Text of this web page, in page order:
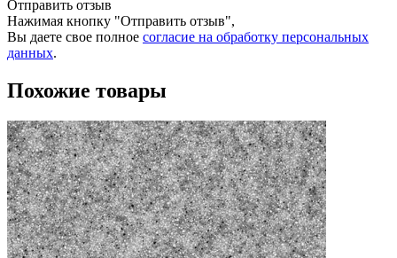
Отправить отзыв
Нажимая кнопку "Отправить отзыв",
Вы даете свое полное согласие на обработку персональных
данных.
Похожие товары